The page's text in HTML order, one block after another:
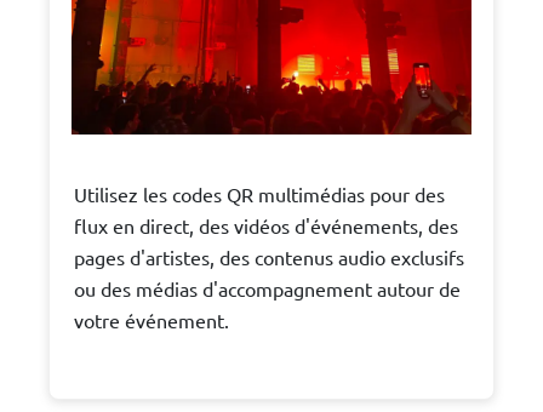
Utilisez les codes QR multimédias pour des
flux en direct, des vidéos d'événements, des
pages d'artistes, des contenus audio exclusifs
ou des médias d'accompagnement autour de
votre événement.